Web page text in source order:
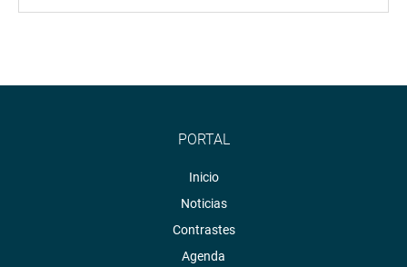
PORTAL
Inicio
Noticias
Contrastes
Agenda